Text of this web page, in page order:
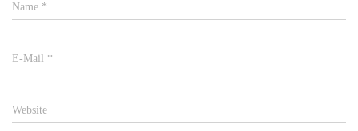
Name *
E-Mail *
Website